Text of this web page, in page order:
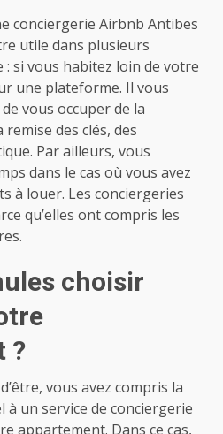
conciergerie Airbnb Antibes
utile dans plusieurs
si vous habitez loin de votre
une plateforme. Il vous
vous occuper de la
des clés, des
Par ailleurs, vous
dans le cas où vous avez
à louer. Les conciergeries
qu’elles ont compris les
choisir
?
vous avez compris la
à un service de conciergerie
appartement. Dans ce cas,